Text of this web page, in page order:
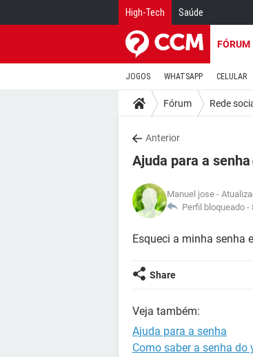
High-Tech Saúde
FÓRUM
JOGOS WHATSAPP CELULAR
Fórum Rede
Anterior
Ajuda para a senha
Manuel jose -
Perfil bloqueado -
Esqueci a minha senha
Share
Veja também:
Ajuda para a senha
Como saber a senha do